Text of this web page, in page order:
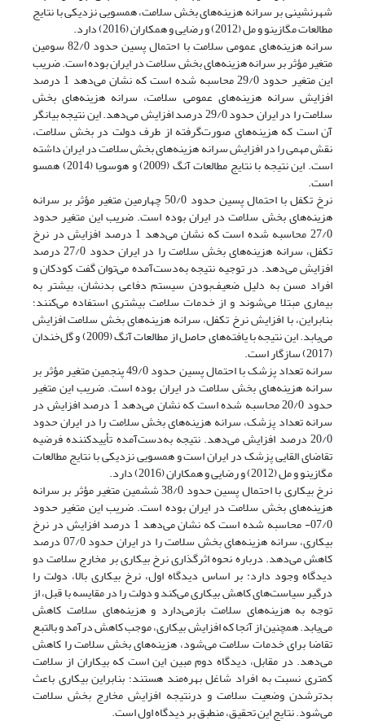
شهرنشینی بر سرانه هزینه‌های بخش سلامت، همسویی نزدیکی با نتایج
مطالعات مگازینو و مل (2012) و رضایی و همکاران (2016) دارد.
سرانه هزینه‌های عمومی سلامت با احتمال پسین حدود 82/0 سومین
متغیر مؤثر بر سرانه هزینه‌های بخش سلامت در ایران بوده است. ضریب
این متغیر حدود 29/0 محاسبه شده است که نشان می‌دهد 1 ‌درصد
افزایش سرانه هزینه‌های عمومی سلامت، سرانه هزینه‌های بخش
سلامت را در ایران حدود 29/0 درصد افزایش می‌دهد. این نتیجه بیانگر
آن است که هزینه‌های صورت‌گرفته از طرف دولت در بخش سلامت،
نقش مهمی را در افزایش سرانه هزینه‌های بخش سلامت در ایران داشته‌
است. این نتیجه با نتایج مطالعات آنگ (2009) و هوسویا (2014) همسو
است.
نرخ تکفل با احتمال پسین حدود 50/0 چهارمین متغیر مؤثر بر سرانه
هزینه‌های بخش سلامت در ایران بوده است. ضریب این متغیر حدود
27/0 محاسبه شده است که نشان می‌دهد 1‌ درصد افزایش در نرخ
تکفل، سرانه هزینه‌های بخش سلامت را در ایران حدود 27/0 درصد
افزایش می‌دهد. در توجیه نتیجه به‌دست‌آمده می‌توان گفت کودکان و
افراد مسن به‌ دلیل ضعیف‌بودن سیستم دفاعی بدنشان، بیشتر به
بیماری مبتلا می‌شوند و از خدمات سلامت بیشتری استفاده می‌کنند؛
بنابراین، با افزایش نرخ تکفل، سرانه هزینه‌های بخش سلامت افزایش
می‌یابد. این نتیجه با یافته‌های حاصل از مطالعات آنگ (2009) و گل‌خندان
(2017) سازگار است.
سرانه تعداد پزشک با احتمال پسین حدود 49/0 پنجمین متغیر مؤثر بر
سرانه هزینه‌های بخش سلامت در ایران بوده است. ضریب این متغیر
حدود 20/0 محاسبه شده است که نشان می‌دهد 1 ‌درصد افزایش در
سرانه تعداد پزشک، سرانه هزینه‌های بخش سلامت را در ایران حدود
20/0 درصد افزایش می‌دهد. نتیجه به‌دست‌آمده تأییدکننده فرضیه
تقاضای القایی پزشک در ایران است و همسویی نزدیکی با نتایج مطالعات
مگازینو و مل (2012) و رضایی و همکاران (2016) دارد.
نرخ بیکاری با احتمال پسین حدود 38/0 ششمین متغیر مؤثر بر سرانه
هزینه‌های بخش سلامت در ایران بوده است. ضریب این متغیر حدود
07/0- محاسبه شده است که نشان می‌دهد 1‌ درصد افزایش در نرخ
بیکاری، سرانه هزینه‌های بخش سلامت را در ایران حدود 07/0 درصد
کاهش می‌دهد. درباره نحوه اثرگذاری نرخ بیکاری بر مخارج سلامت دو
دیدگاه وجود دارد: بر اساس دیدگاه اول، نرخ بیکاری بالا، دولت را
درگیر سیاست‌های کاهش بیکاری می‌کند و دولت را در مقایسه با قبل، از
توجه به هزینه‌های سلامت بازمی‌دارد و هزینه‌های سلامت کاهش
می‌یابد. همچنین از آنجا که افزایش بیکاری، موجب کاهش درآمد و بالتبع
تقاضا برای خدمات سلامت می‌شود، هزینه‌های بخش سلامت را کاهش
می‌دهد. در مقابل، دیدگاه دوم مبین این است که بیکاران از سلامت
کمتری نسبت به افراد شاغل بهره‌مند هستند؛ بنابراین بیکاری باعث
بدترشدن وضعیت سلامت و درنتیجه افزایش مخارج بخش سلامت
می‌شود. نتایج این تحقیق، منطبق بر دیدگاه اول است.